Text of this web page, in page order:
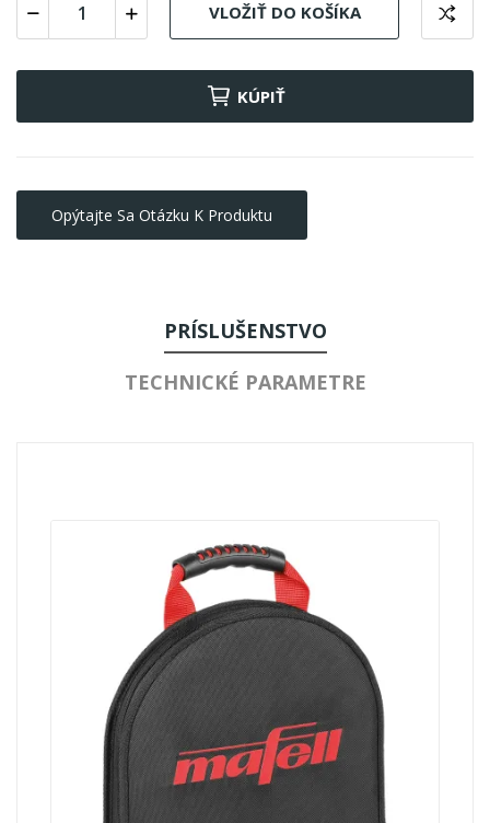
VLOŽIŤ DO KOŠÍKA
KÚPIŤ
Opýtajte Sa Otázku K Produktu
PRÍSLUŠENSTVO
TECHNICKÉ PARAMETRE